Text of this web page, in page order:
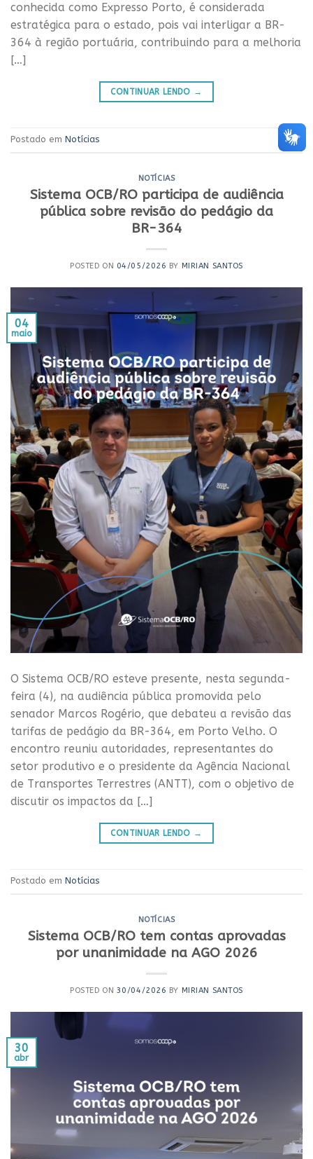
conhecida como Expresso Porto, é considerada
estratégica para o estado, pois vai interligar a BR-
364 à região portuária, contribuindo para a melhoria
[…]
CONTINUAR LENDO →
Postado em Notícias
NOTÍCIAS
Sistema OCB/RO participa de audiência
pública sobre revisão do pedágio da
BR-364
POSTED ON 04/05/2026 BY MIRIAN SANTOS
04
maio
O Sistema OCB/RO esteve presente, nesta segunda-
feira (4), na audiência pública promovida pelo
senador Marcos Rogério, que debateu a revisão das
tarifas de pedágio da BR-364, em Porto Velho. O
encontro reuniu autoridades, representantes do
setor produtivo e o presidente da Agência Nacional
de Transportes Terrestres (ANTT), com o objetivo de
discutir os impactos da […]
CONTINUAR LENDO →
Postado em Notícias
NOTÍCIAS
Sistema OCB/RO tem contas aprovadas
por unanimidade na AGO 2026
POSTED ON 30/04/2026 BY MIRIAN SANTOS
30
abr